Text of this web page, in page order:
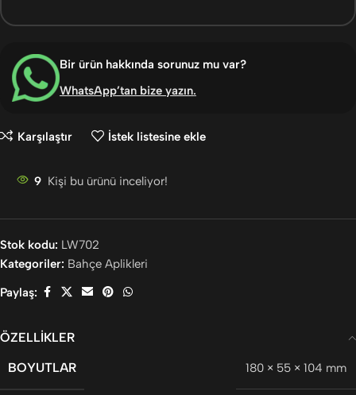
Bir ürün hakkında sorunuz mu var?
WhatsApp’tan bize yazın.
Karşılaştır İstek listesine ekle
9 Kişi bu ürünü inceliyor!
Stok kodu: LW702
Kategoriler: Bahçe Aplikleri
Paylaş:
ÖZELLIKLER
BOYUTLAR
180 × 55 × 104 mm